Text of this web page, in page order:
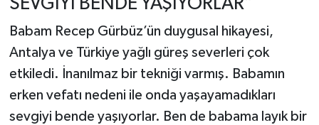
Babam Recep Gürbüz’ün duygusal hikayesi,
Antalya ve Türkiye yağlı güreş severleri çok
etkiledi. İnanılmaz bir tekniği varmış. Babamın
erken vefatı nedeni ile onda yaşayamadıkları
sevgiyi bende yaşıyorlar. Ben de babama layık bir